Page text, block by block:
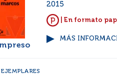
2015
| En formato
MÁS
EJEMPLARES